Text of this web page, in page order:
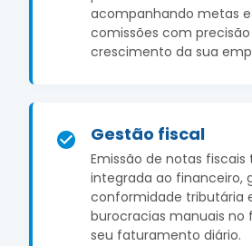
acompanhando metas
comissões com
crescimento da sua
Gestão fiscal
Emissão de notas
integrada ao financeiro,
conformidade tributária
burocracias manuais
seu faturamento diário.